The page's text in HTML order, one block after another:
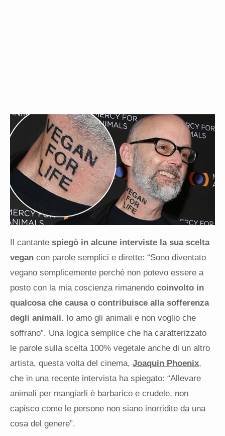
Il cantante spiegò in alcune interviste la sua scelta
vegan con parole semplici e dirette: “Sono diventato
vegano semplicemente perché non potevo essere a
posto con la mia coscienza rimanendo coinvolto in
qualcosa che causa o contribuisce alla sofferenza
degli animali. Io amo gli animali e non voglio che
soffrano”. Una logica semplice che ha caratterizzato
le parole sulla scelta 100% vegetale anche di un altro
artista, questa volta del cinema, Joaquin Phoenix,
che in una recente intervista ha spiegato: “Allevare
animali per mangiarli è barbarico e crudele, non
capisco come le persone non siano inorridite da una
cosa del genere”.